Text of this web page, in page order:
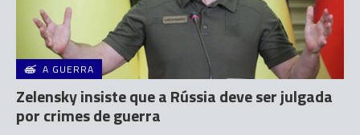
A GUERRA
Zelensky insiste que a Rússia deve ser julgada
por crimes de guerra